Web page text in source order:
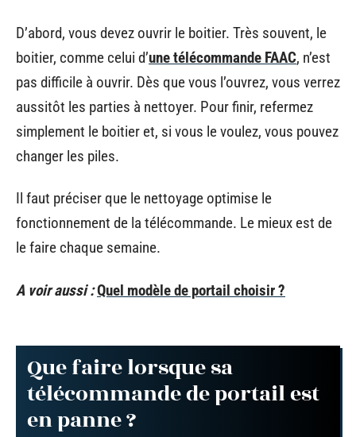
D’abord, vous devez ouvrir le boitier. Très souvent, le
boitier, comme celui d’une télécommande FAAC, n’est
pas difficile à ouvrir. Dès que vous l’ouvrez, vous verrez
aussitôt les parties à nettoyer. Pour finir, refermez
simplement le boitier et, si vous le voulez, vous pouvez
changer les piles.
Il faut préciser que le nettoyage optimise le
fonctionnement de la télécommande. Le mieux est de
le faire chaque semaine.
A voir aussi :Quel modèle de portail choisir ?
Que faire lorsque sa
télécommande de portail est
en panne ?